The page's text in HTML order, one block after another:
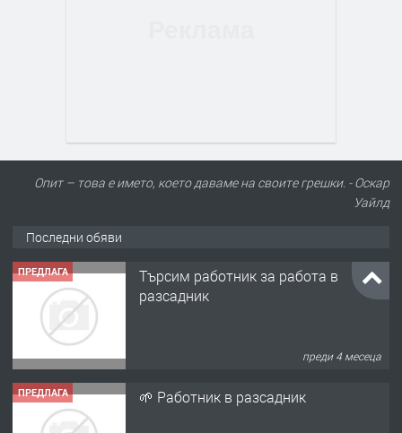
Опит – това е името, което даваме на своите грешки. - Оскар
Уайлд
Последни обяви
ПРЕДЛАГА
Търсим работник за работа в
разсадник
преди 4 месеца
ПРЕДЛАГА 🌱 Работник в разсадник